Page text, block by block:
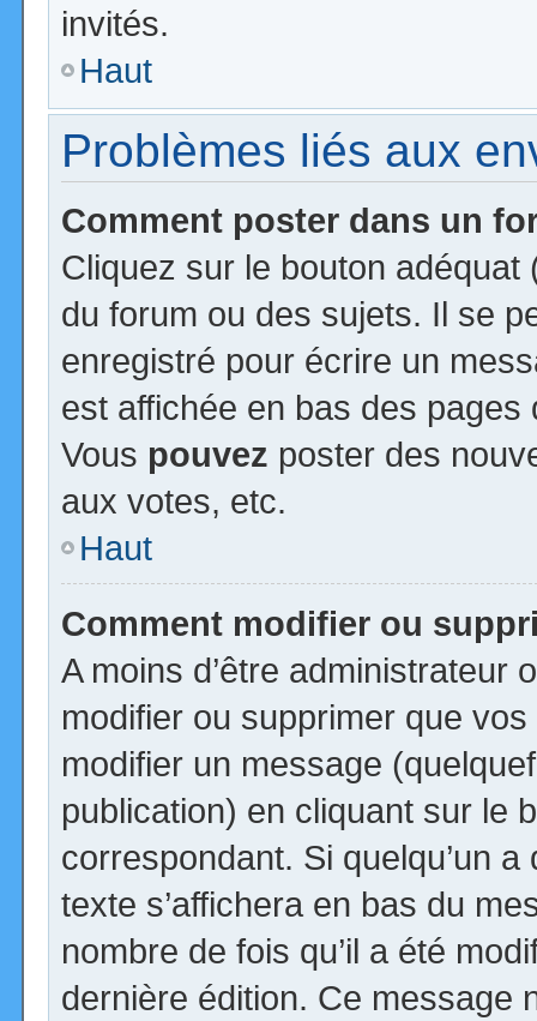
invités.
Haut
Problèmes liés aux
Comment poster dans un
Cliquez sur le bouton
du forum ou des sujets. Il se
enregistré pour écrire un
est affichée en bas des
Vous pouvez poster des
aux votes, etc.
Haut
Comment modifier ou
A moins d’être administrateur
modifier ou supprimer que
modifier un message
publication) en cliquant sur le
correspondant. Si quelqu’un
texte s’affichera en bas du
nombre de fois qu’il a été
dernière édition. Ce message